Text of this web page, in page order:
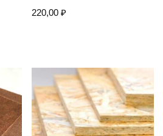
220,00₽